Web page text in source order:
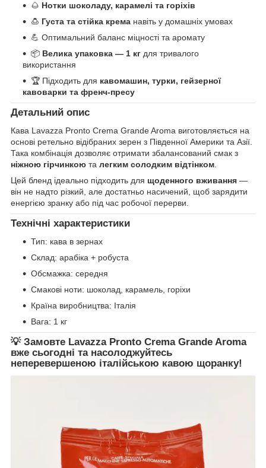
🌰 Нотки шоколаду, карамелі та горіхів
🍮 Густа та стійка крема навіть у домашніх умовах
💪 Оптимальний баланс міцності та аромату
📦 Велика упаковка — 1 кг для тривалого
використання
🏆 Підходить для кавомашин, турки, гейзерної
кавоварки та френч-пресу
Детальний опис
Кава Lavazza Pronto Crema Grande Aroma виготовляється на
основі ретельно відібраних зерен з Південної Америки та Азії.
Така комбінація дозволяє отримати збалансований смак з
ніжною гірчинкою та легким солодким відтінком
Цей бленд ідеально підходить для щоденного вживання —
він не надто різкий, але достатньо насичений, щоб зарядити
енергією зранку або під час робочої перерви.
Технічні характеристики
Тип: кава в зернах
Склад: арабіка + робуста
Обсмажка: середня
Смакові ноти: шоколад, карамель, горіхи
Країна виробництва: Італія
Вага: 1 кг
💡 Замовте Lavazza Pronto Crema Grande Aroma
вже сьогодні та насолоджуйтесь
неперевершеною італійською кавою щоранку!